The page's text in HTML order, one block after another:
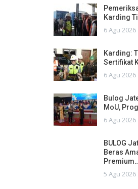
Karding
6 Agu 2026
Karding:
Sertifikat
6 Agu 2026
Bulog
MoU,
6 Agu 2026
BULOG
Beras
5 Agu 2026